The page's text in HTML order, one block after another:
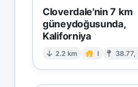
Cloverdale'nin 7 km
güneydoğusunda,
Kaliforniya
2.2 km I 38.77,